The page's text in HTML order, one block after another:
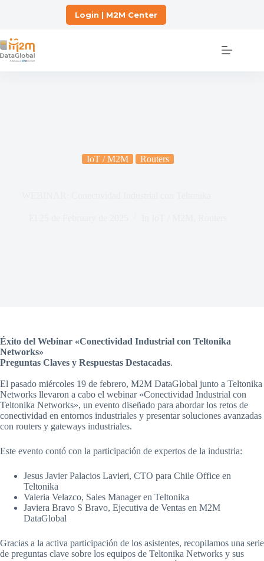
Login | M2M Center
IoT / M2M Routers
Éxito del Webinar «Conectividad Industrial con Teltonika
Networks»
Preguntas Claves y Respuestas Destacadas.
El pasado miércoles 19 de febrero, M2M DataGlobal junto a Teltonika
Networks llevaron a cabo el webinar «Conectividad Industrial con
Teltonika Networks», un evento diseñado para abordar los retos de
conectividad en entornos industriales y presentar soluciones avanzadas
con routers y gateways industriales.
Este evento contó con la participación de expertos de la industria:
Jesus Javier Palacios Lavieri, CTO para Chile Office en
Teltonika
Valeria Velazco, Sales Manager en Teltonika
Javiera Bravo S Bravo, Ejecutiva de Ventas en M2M
DataGlobal
Gracias a la activa participación de los asistentes, recopilamos una serie
de preguntas clave sobre los equipos de Teltonika Networks y sus